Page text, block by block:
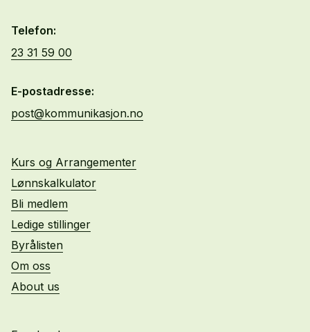
Telefon:
23 31 59 00
E-postadresse:
post@kommunikasjon.no
Kurs og Arrangementer
Lønnskalkulator
Bli medlem
Ledige stillinger
Byrålisten
Om oss
About us